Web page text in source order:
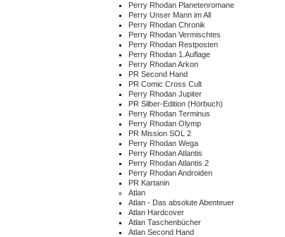
Perry Rhodan Planetenromane
Perry Unser Mann im All
Perry Rhodan Chronik
Perry Rhodan Vermischtes
Perry Rhodan Restposten
Perry Rhodan 1.Auflage
Perry Rhodan Arkon
PR Second Hand
PR Comic Cross Cult
Perry Rhodan Jupiter
PR Silber-Edition (Hörbuch)
Perry Rhodan Terminus
Perry Rhodan Olymp
PR Mission SOL 2
Perry Rhodan Wega
Perry Rhodan Atlantis
Perry Rhodan Atlantis 2
Perry Rhodan Androiden
PR Kartanin
Atlan
Atlan - Das absolute Abenteuer
Atlan Hardcover
Atlan Taschenbücher
Atlan Second Hand